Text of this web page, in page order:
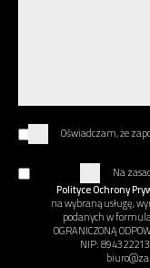
Oświadczam, że
Na
Polityce Ochrony
na wybraną usługę,
podanych w
OGRANICZONĄ
NIP: